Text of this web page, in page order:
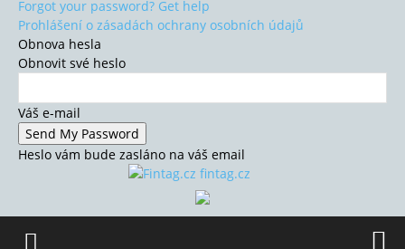
Forgot your password? Get help
Prohlášení o zásadách ochrany osobních údajů
Obnova hesla
Obnovit své heslo
Váš e-mail
Heslo vám bude zasláno na váš email
fintag.cz